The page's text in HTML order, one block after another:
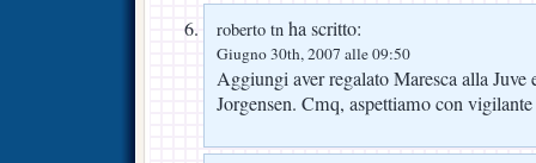
roberto tn ha scritto:
Giugno 30th, 2007 alle 09:50
Aggiungi aver regalato Maresca alla
Jorgensen. Cmq, aspettiamo con